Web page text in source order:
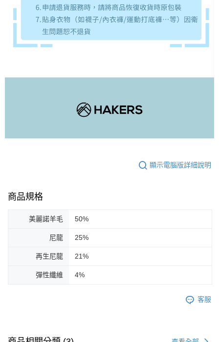
顯示電腦版詳細說明
商品規格
美麗諾羊毛 50%
尼龍 25%
再生尼龍 21%
彈性纖維 4%
客服